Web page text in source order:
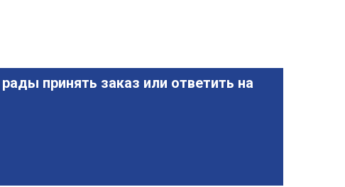
принять заказ или ответить на